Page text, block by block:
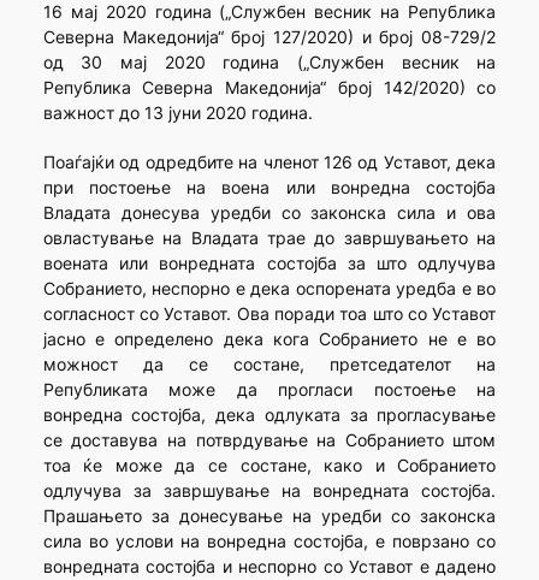
16 мај 2020 година („Службен весник на Република
Северна Македонија“ број 127/2020) и број 08-729/2
од 30 мај 2020 година („Службен весник на
Република Северна Македонија“ број 142/2020) со
важност до 13 јуни 2020 година.
Поаѓајќи од одредбите на членот 126 од Уставот, дека
при постоење на воена или вонредна состојба
Владата донесува уредби со законска сила и ова
овластување на Владата трае до завршувањето на
воената или вонредната состојба за што одлучува
Собранието, неспорно е дека оспорената уредба е во
согласност со Уставот. Ова поради тоа што со Уставот
јасно е определено дека кога Собранието не е во
можност да се состане, претседателот на
Републиката може да прогласи постоење на
вонредна состојба, дека одлуката за прогласување
се доставува на потврдување на Собранието штом
тоа ќе може да се состане, како и Собранието
одлучува за завршување на вонредната состојба.
Прашањето за донесување на уредби со законска
сила во услови на вонредна состојба, е поврзано со
вонредната состојба и неспорно со Уставот е дадено